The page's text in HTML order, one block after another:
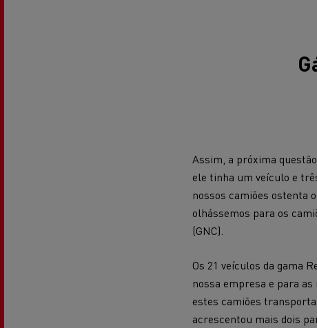
Assim, a próxima
ele tinha um veículo e
nossos camiões ostenta
olhássemos para os
(GNC).
Os 21 veículos da gama
nossa empresa e para
estes camiões
acrescentou mais dois